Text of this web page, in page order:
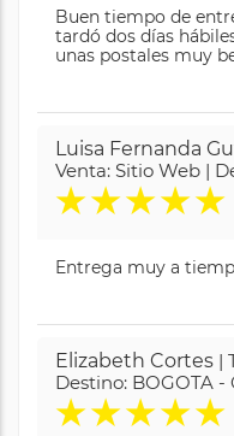
Buen tiempo de
tardó dos días
unas postales muy
Luisa Fernanda
Venta: Sitio Web |
★★★★★
Entrega muy a
Elizabeth Cortes |
Destino: BOGOTA -
★★★★★